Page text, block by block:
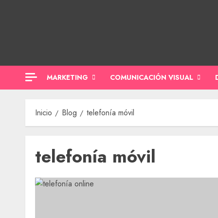
MARKETING COMUNICACIÓN VISUAL
Inicio Blog telefonía móvil
telefonía móvil